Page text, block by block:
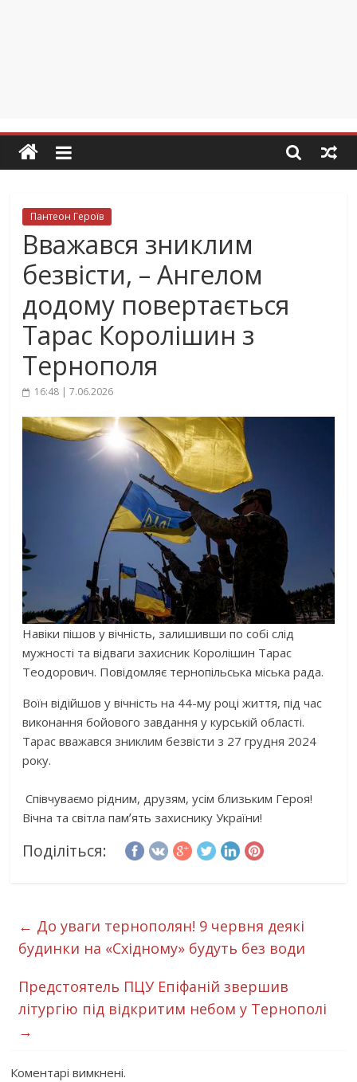
Пантеон Героїв
Вважався зниклим
безвісти, – Ангелом
додому повертається
Тарас Королішин з
Тернополя
16:48 | 7.06.2026
Навіки пішов у вічність, залишивши по собі слід
мужності та відваги захисник Королішин Тарас
Теодорович. Повідомляє тернопільська міська рада.
Воїн відійшов у вічність на 44-му році життя, під час
виконання бойового завдання у курській області.
Тарас вважався зниклим безвісти з 27 грудня 2024
року.
Співчуваємо рідним, друзям, усім близьким Героя!
Вічна та світла памʼять захиснику України!
Поділіться:
← До уваги тернополян! 9 червня деякі
будинки на «Східному» будуть без води
Предстоятель ПЦУ Епіфаній звершив
літургію під відкритим небом у Тернополі
→
Коментарі вимкнені.